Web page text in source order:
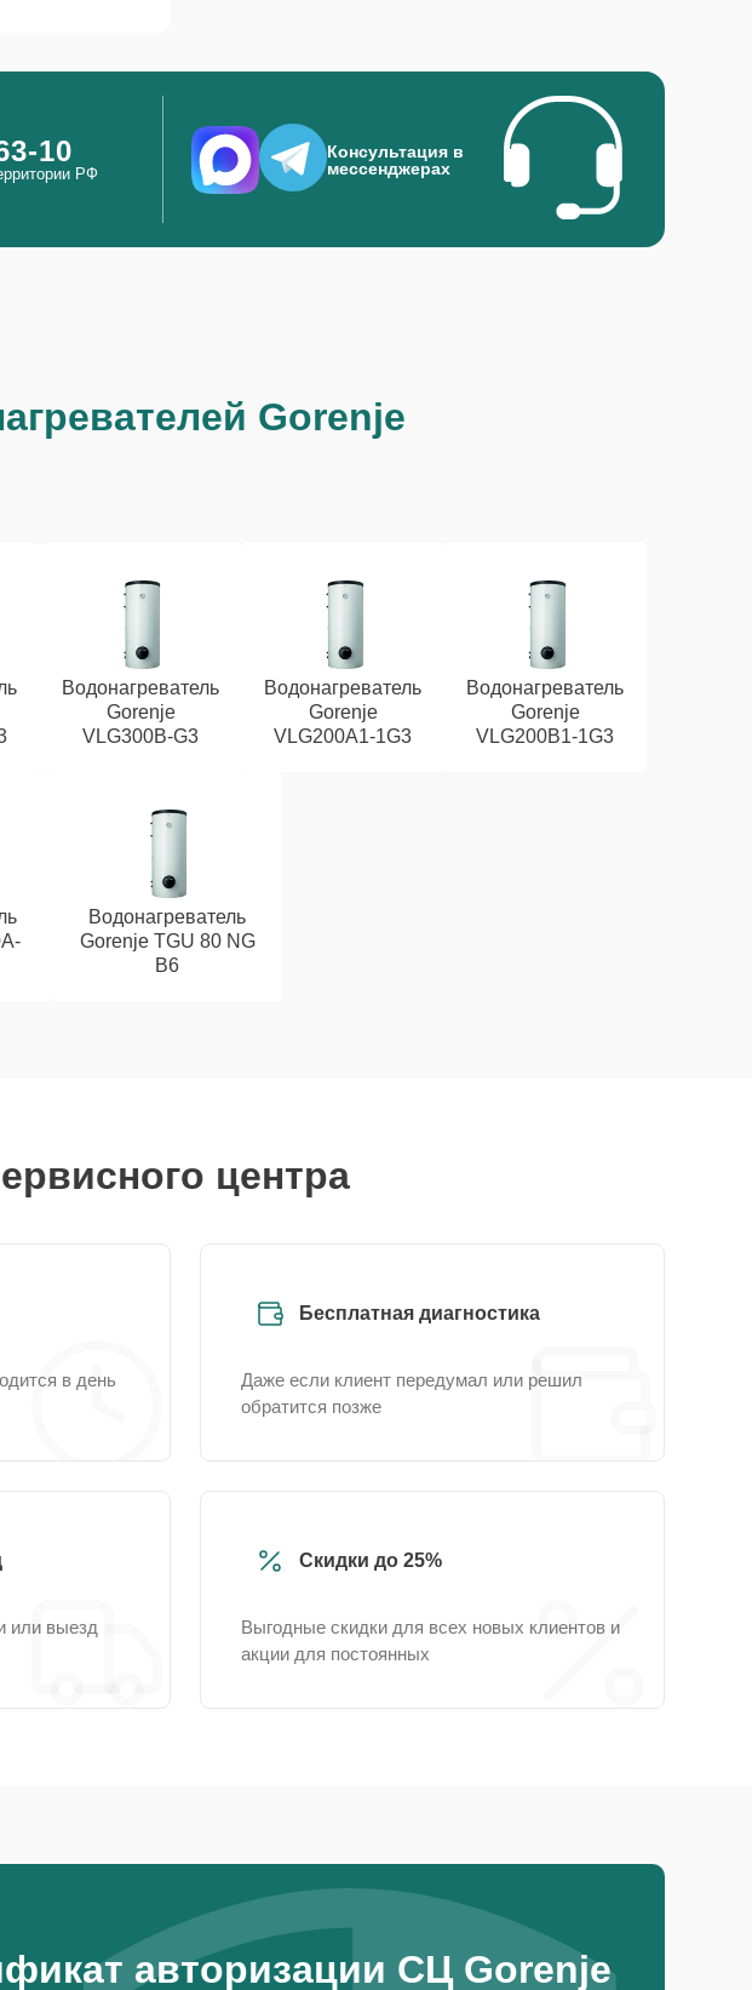
10
РФ
Консультация в
мессенджерах
Gorenje
Водонагреватель
Gorenje
VLG300B-G3
Водонагреватель
Gorenje
VLG200А1-1G3
Водонагреватель
Gorenje
VLG200B1-1G3
Водонагреватель
Gorenje TGU 80 NG
B6
центра
в день
Бесплатная диагностика
Даже если клиент передумал или решил
обратится позже
или выезд
Скидки до 25%
Выгодные скидки для всех новых клиентов и
акции для постоянных
авторизации СЦ Gorenje